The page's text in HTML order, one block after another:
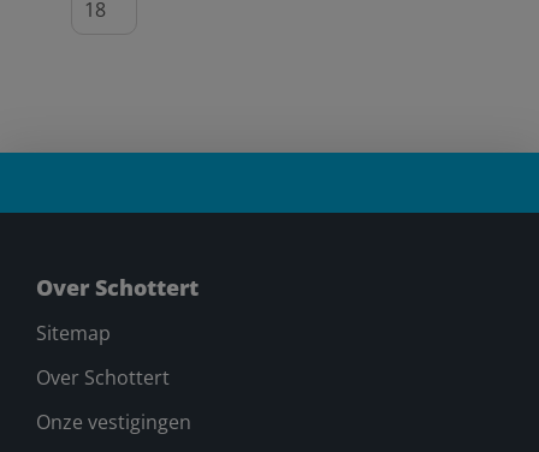
Over Schottert
Sitemap
Over Schottert
Onze vestigingen